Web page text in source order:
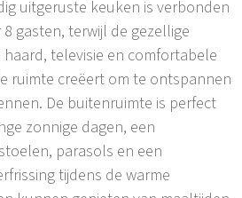
uitgeruste keuken is verbonden
gasten, terwijl de gezellige
televisie en comfortabele
ruimte creëert om te ontspannen
De buitenruimte is perfect
zonnige dagen, een
parasols en een
tijdens de warme